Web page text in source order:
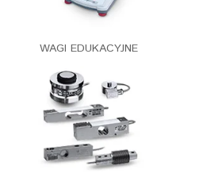
WAGI EDUKACYJNE